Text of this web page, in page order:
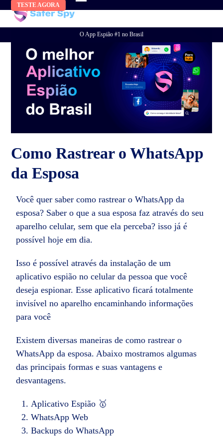
content
TESTE AGORA
O App Espião #1 no Brasil
Como Rastrear o WhatsApp
da Esposa
Você quer saber como rastrear o WhatsApp da
esposa? Saber o que a sua esposa faz através do seu
aparelho celular, sem que ela perceba? isso já é
possível hoje em dia.
Isso é possível através da instalação de um
aplicativo espião no celular da pessoa que você
deseja espionar. Esse aplicativo ficará totalmente
invisível no aparelho encaminhando informações
para você
Existem diversas maneiras de como rastrear o
WhatsApp da esposa. Abaixo mostramos algumas
das principais formas e suas vantagens e
desvantagens.
Aplicativo Espião 🥇
WhatsApp Web
Backups do WhatsApp